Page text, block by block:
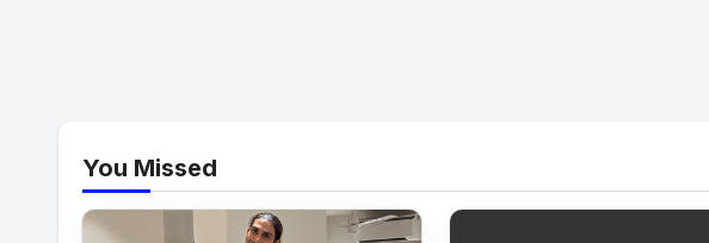
You Missed